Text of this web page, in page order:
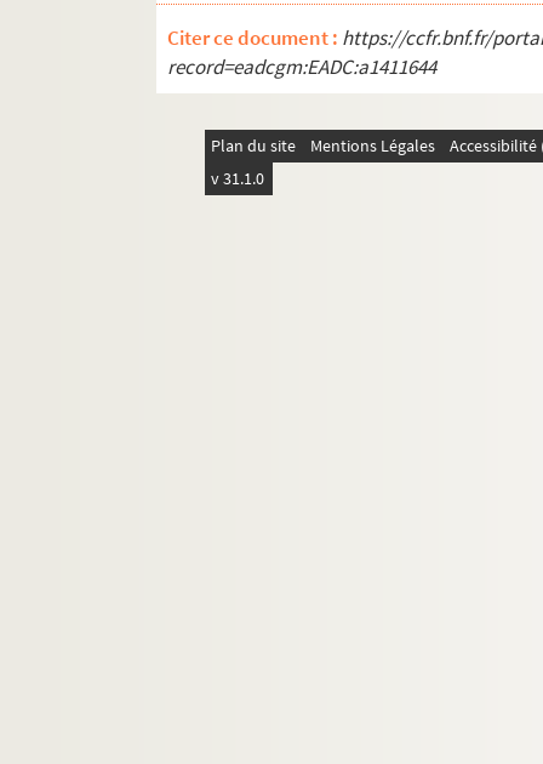
Citer ce document : https://ccfr.bnf.fr/
record=eadcgm:EADC:a1411644
Plan du site Mentions Légales
v 31.1.0